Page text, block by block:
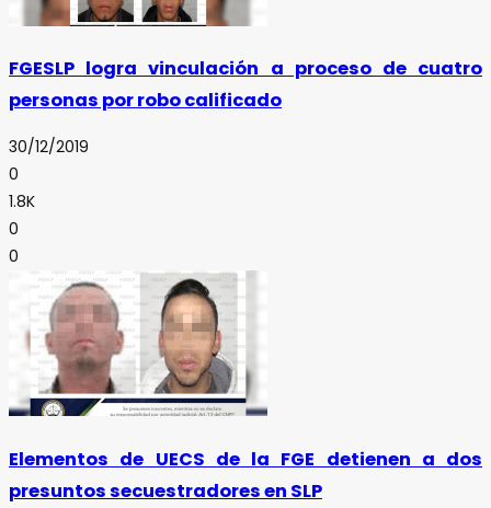
FGESLP logra vinculación a proceso de cuatro
personas por robo calificado
30/12/2019
0
1.8K
0
0
Elementos de UECS de la FGE detienen a dos
presuntos secuestradores en SLP